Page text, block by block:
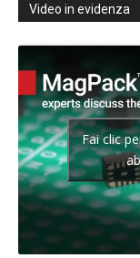
Video in evidenza
Fai clic